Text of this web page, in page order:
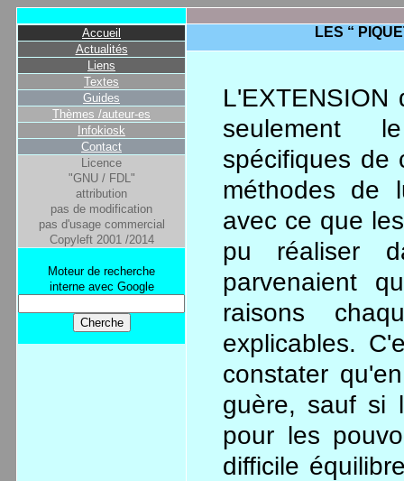
Accueil
Actualités
Liens
Textes
Guides
Thèmes /auteur-es
Infokiosk
Contact
Licence
"GNU / FDL"
attribution
pas de modification
pas d'usage commercial
Copyleft 2001 /2014
Moteur de recherche
interne avec Google
LES “
seulement
spécifiques de
méthodes de
avec ce que
pu réaliser
parvenaient
raisons
explicables.
constater
guère, sauf si
pour les
difficile